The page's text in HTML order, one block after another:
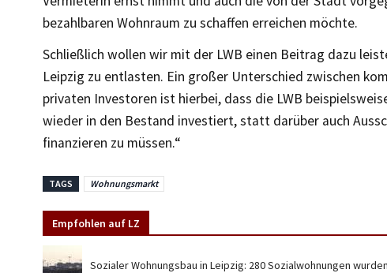
bezahlbaren Wohnraum zu schaffen erreichen möchte.
Schließlich wollen wir mit der LWB einen Beitrag dazu
Leipzig zu entlasten. Ein großer Unterschied zwischen
privaten Investoren ist hierbei, dass die LWB
wieder in den Bestand investiert, statt darüber auch
finanzieren zu müssen.“
TAGS Wohnungsmarkt
Empfohlen auf LZ
Sozialer Wohnungsbau in Leipzig: 280 Sozialwohnungen